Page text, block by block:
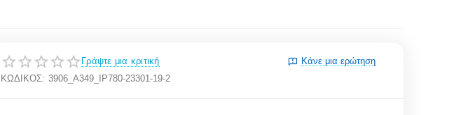
Γράψτε μια κριτική
Κάνε μια ερώτηση
ΚΩΔΙΚΟΣ: 3906_A349_IP780-23301-19-2